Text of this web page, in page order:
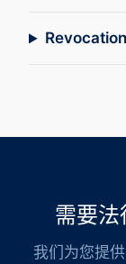
Revocation
需要
我们为您提